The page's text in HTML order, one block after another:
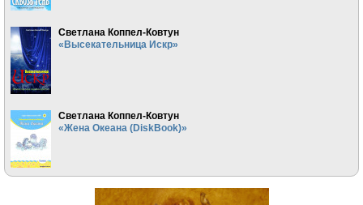
Светлана Коппел-Ковтун
«Высекательница Искр»
Светлана Коппел-Ковтун
«Жена Океана (DiskBook)»